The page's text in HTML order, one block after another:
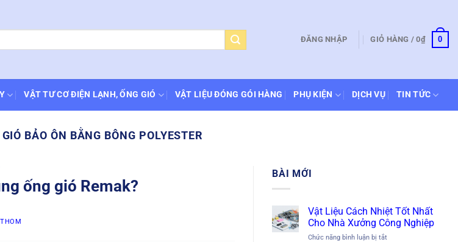
ĐĂNG NHẬP GIỎ HÀNG /0₫ 0
VẬT TƯ CƠ ĐIỆN LẠNH, ỐNG GIÓ VẬT LIỆU ĐÓNG GÓI HÀNG PHỤ KIỆN DỊCH VỤ TIN TỨC
BẢO ÔN BẰNG BÔNG POLYESTER
ống gió Remak?
BÀI MỚI
Vật Liệu Cách Nhiệt Tốt Nhất
Cho Nhà Xưởng Công Nghiệp
Chức năng bình luận bị tắtở